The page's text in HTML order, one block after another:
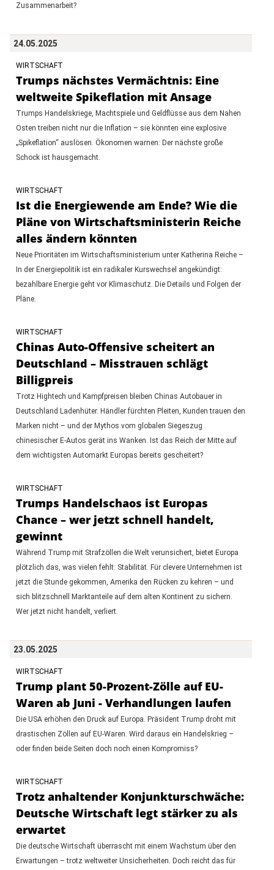
Zusammenarbeit?
24.05.2025
WIRTSCHAFT
Trumps nächstes Vermächtnis: Eine
weltweite Spikeflation mit Ansage
Trumps Handelskriege, Machtspiele und Geldflüsse aus dem Nahen
Osten treiben nicht nur die Inflation – sie könnten eine explosive
„Spikeflation“ auslösen. Ökonomen warnen: Der nächste große
Schock ist hausgemacht.
WIRTSCHAFT
Ist die Energiewende am Ende? Wie die
Pläne von Wirtschaftsministerin Reiche
alles ändern könnten
Neue Prioritäten im Wirtschaftsministerium unter Katherina Reiche –
In der Energiepolitik ist ein radikaler Kurswechsel angekündigt:
bezahlbare Energie geht vor Klimaschutz. Die Details und Folgen der
Pläne.
WIRTSCHAFT
Chinas Auto-Offensive scheitert an
Deutschland – Misstrauen schlägt
Billigpreis
Trotz Hightech und Kampfpreisen bleiben Chinas Autobauer in
Deutschland Ladenhüter. Händler fürchten Pleiten, Kunden trauen den
Marken nicht – und der Mythos vom globalen Siegeszug
chinesischer E-Autos gerät ins Wanken. Ist das Reich der Mitte auf
dem wichtigsten Automarkt Europas bereits gescheitert?
WIRTSCHAFT
Trumps Handelschaos ist Europas
Chance – wer jetzt schnell handelt,
gewinnt
Während Trump mit Strafzöllen die Welt verunsichert, bietet Europa
plötzlich das, was vielen fehlt: Stabilität. Für clevere Unternehmen ist
jetzt die Stunde gekommen, Amerika den Rücken zu kehren – und
sich blitzschnell Marktanteile auf dem alten Kontinent zu sichern.
Wer jetzt nicht handelt, verliert.
23.05.2025
WIRTSCHAFT
Trump plant 50-Prozent-Zölle auf EU-
Waren ab Juni - Verhandlungen laufen
Die USA erhöhen den Druck auf Europa. Präsident Trump droht mit
drastischen Zöllen auf EU-Waren. Wird daraus ein Handelskrieg –
oder finden beide Seiten doch noch einen Kompromiss?
WIRTSCHAFT
Trotz anhaltender Konjunkturschwäche:
Deutsche Wirtschaft legt stärker zu als
erwartet
Die deutsche Wirtschaft überrascht mit einem Wachstum über den
Erwartungen – trotz weltweiter Unsicherheiten. Doch reicht das für